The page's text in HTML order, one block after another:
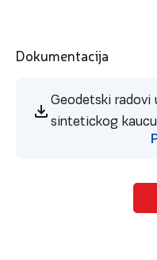
Dokumentacija
Geodetski radovi
sintetickog